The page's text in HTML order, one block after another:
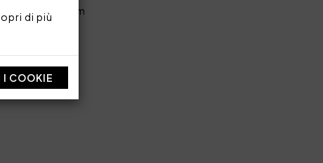
di più
I COOKIE
90x200 cm